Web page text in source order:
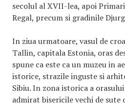
secolul al XVII-lea, apoi
Regal, precum si gradinile
In ziua urmatoare, vasul de
Tallin, capitala Estonia, oras
spune ca este ca un muzeu in
istorice, strazile inguste si
Sibiu. In zona istorica a
admirat bisericile vechi de sute